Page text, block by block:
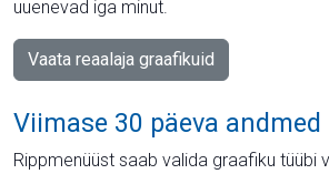
uuenevad iga minut.
Vaata reaalaja graafikuid
Viimase 30 päeva andmed
Rippmenüüst saab valida graafiku tüübi